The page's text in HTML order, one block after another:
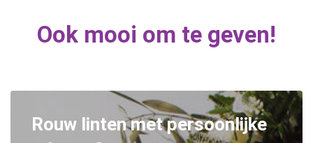
Ook mooi om te geven!
Rouw linten met persoonlijke